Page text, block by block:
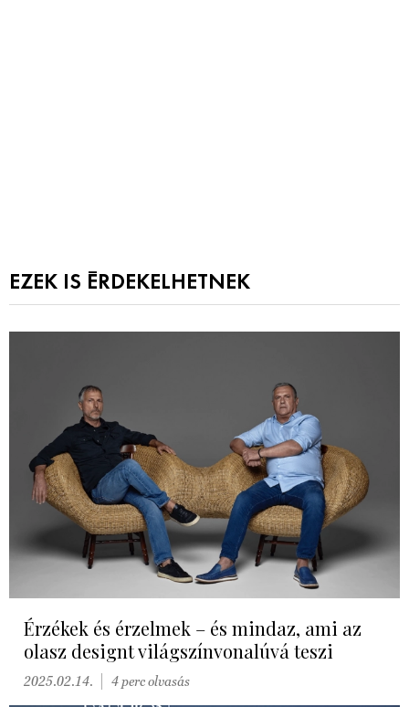
EZEK IS ÉRDEKELHETNEK
Érzékek és érzelmek – és mindaz, ami az
olasz designt világszínvonalúvá teszi
2025.02.14. 4 perc olvasás